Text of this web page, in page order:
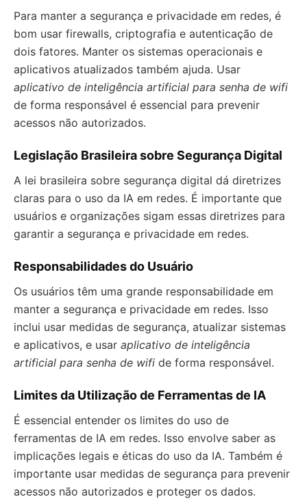
Para manter a segurança e privacidade em redes, é
bom usar firewalls, criptografia e autenticação de
dois fatores. Manter os sistemas operacionais e
aplicativos atualizados também ajuda. Usar
aplicativo de inteligência artificial para senha de wifi
de forma responsável é essencial para prevenir
acessos não autorizados.
Legislação Brasileira sobre Segurança Digital
A lei brasileira sobre segurança digital dá diretrizes
claras para o uso da IA em redes. É importante que
usuários e organizações sigam essas diretrizes para
garantir a segurança e privacidade em redes.
Responsabilidades do Usuário
Os usuários têm uma grande responsabilidade em
manter a segurança e privacidade em redes. Isso
inclui usar medidas de segurança, atualizar sistemas
e aplicativos, e usar aplicativo de inteligência
artificial para senha de wifi de forma responsável.
Limites da Utilização de Ferramentas de IA
É essencial entender os limites do uso de
ferramentas de IA em redes. Isso envolve saber as
implicações legais e éticas do uso da IA. Também é
importante usar medidas de segurança para prevenir
acessos não autorizados e proteger os dados.